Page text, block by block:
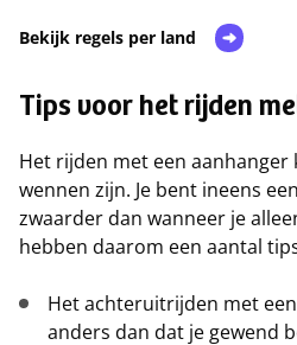
Bekijk regels per land
Tips voor het rijden
Het rijden met een aanhanger
wennen zijn. Je bent ineens
zwaarder dan wanneer je
hebben daarom een aantal
Het achteruitrijden met
anders dan dat je gewend